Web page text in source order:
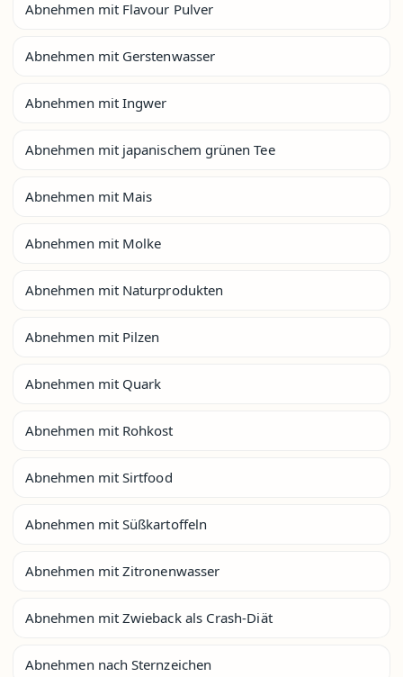
Abnehmen mit Flavour Pulver
Abnehmen mit Gerstenwasser
Abnehmen mit Ingwer
Abnehmen mit japanischem grünen Tee
Abnehmen mit Mais
Abnehmen mit Molke
Abnehmen mit Naturprodukten
Abnehmen mit Pilzen
Abnehmen mit Quark
Abnehmen mit Rohkost
Abnehmen mit Sirtfood
Abnehmen mit Süßkartoffeln
Abnehmen mit Zitronenwasser
Abnehmen mit Zwieback als Crash-Diät
Abnehmen nach Sternzeichen